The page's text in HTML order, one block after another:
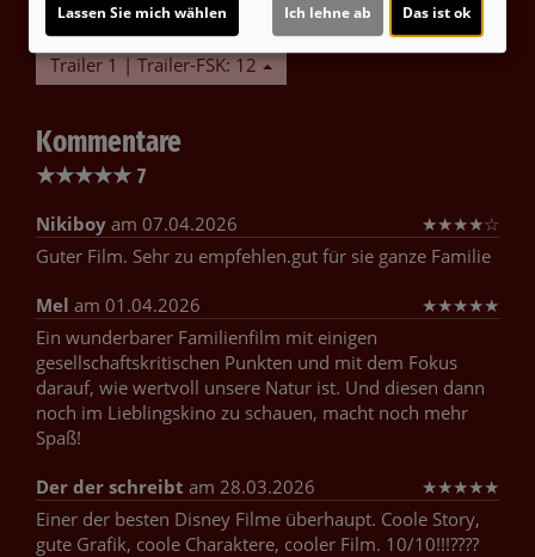
Trailer 1 | Trailer-FSK: 12
Kommentare
★★★★★ 7
Nikiboy am 07.04.2026 ★★★★☆
Guter Film. Sehr zu empfehlen.gut für sie ganze Familie
Mel am 01.04.2026 ★★★★★
Ein wunderbarer Familienfilm mit einigen
gesellschaftskritischen Punkten und mit dem Fokus
darauf, wie wertvoll unsere Natur ist. Und diesen dann
noch im Lieblingskino zu schauen, macht noch mehr
Spaß!
Der der schreibt am 28.03.2026 ★★★★★
Einer der besten Disney Filme überhaupt. Coole Story,
gute Grafik, coole Charaktere, cooler Film. 10/10!!!????
Lassen Sie mich wählen Ich lehne ab Das ist ok